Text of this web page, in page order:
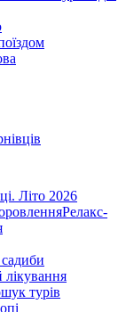
Літо 2026
Релакс-
лікування
турів